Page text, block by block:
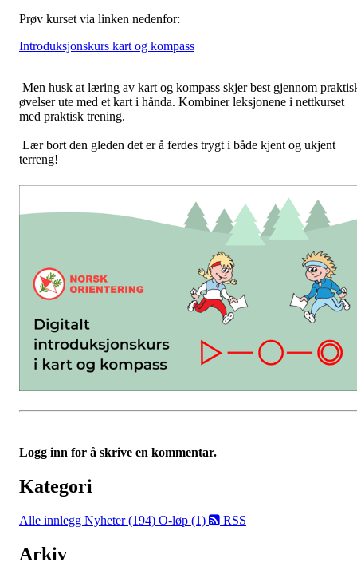
Prøv kurset via linken nedenfor:
Introduksjonskurs kart og kompass
Men husk at læring av kart og kompass skjer best gjennom
øvelser ute med et kart i hånda. Kombiner leksjonene i nettkurset
med praktisk trening.
Lær bort den gleden det er å ferdes trygt i både kjent og ukjent
terreng!
Logg inn for å skrive en kommentar.
Kategori
Alle innlegg Nyheter (194) O-løp (1) RSS
Arkiv